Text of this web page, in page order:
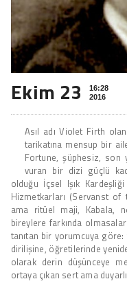
Ekim 23
16:28
2016
Asıl adı Violet Firth
tarikatına mensup bir
Fortune, şüphesiz, son
vuran bir dizi güçlü
olduğu İçsel Işık
Hizmetkarları (Servanst
ama ritüel maji, Kabala,
bireylere farkında
tanıtan bir yorumcuya göre:
dirilişine, öğretilerinde
olarak derin düşünceye
ortaya çıkan sert ama